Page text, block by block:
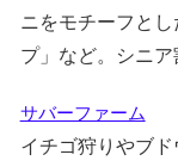
ニをモチーフと
プ」など。シニア
サバーファーム
イチゴ狩りやブ